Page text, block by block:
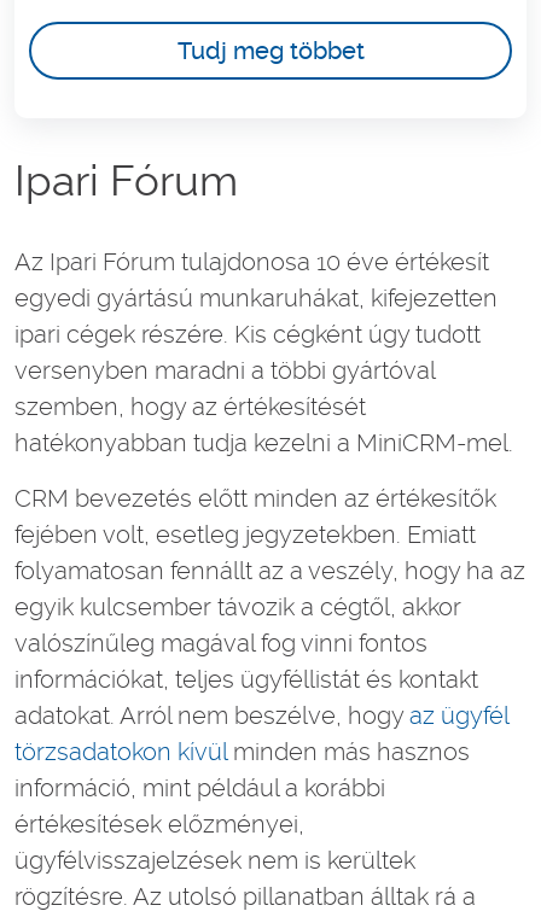
Tudj meg többet
Ipari Fórum
Az Ipari Fórum tulajdonosa 10 éve értékesít
egyedi gyártású munkaruhákat, kifejezetten
ipari cégek részére. Kis cégként úgy tudott
versenyben maradni a többi gyártóval
szemben, hogy az értékesítését
hatékonyabban tudja kezelni a MiniCRM-mel.
CRM bevezetés előtt minden az értékesítők
fejében volt, esetleg jegyzetekben. Emiatt
folyamatosan fennállt az a veszély, hogy ha az
egyik kulcsember távozik a cégtől, akkor
valószínűleg magával fog vinni fontos
információkat, teljes ügyféllistát és kontakt
adatokat. Arról nem beszélve, hogyaz ügyfél
törzsadatokon kívül minden más hasznos
információ, mint például a korábbi
értékesítések előzményei,
ügyfélvisszajelzések nem is kerültek
rögzítésre. Az utolsó pillanatban álltak rá a